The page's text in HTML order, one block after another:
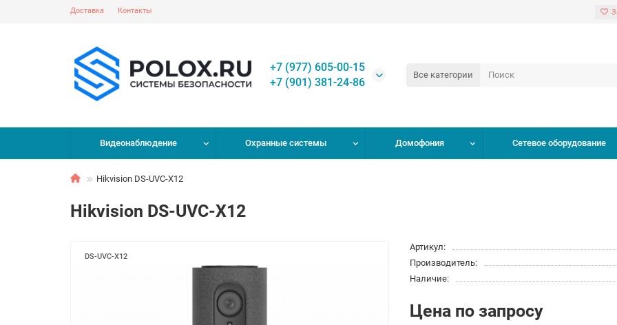
Доставка Контакты
Все категории
+7 (977) 605-00-15
+7 (901) 381-24-86
Видеонаблюдение Охранные системы Домофония Сетевое оборудование
Hikvision DS-UVC-X12
Hikvision DS-UVC-X12
DS-UVC-X12
Артикул:
Производитель:
Наличие:
Цена по запросу